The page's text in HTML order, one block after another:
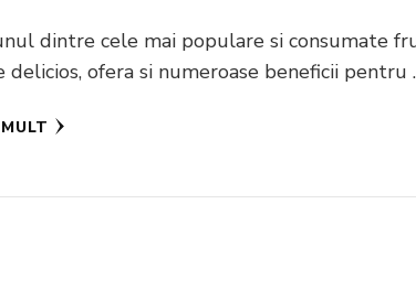
dintre cele mai populare si consumate
delicios, ofera si numeroase beneficii pentru